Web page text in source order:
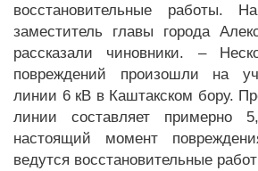
восстановительные работы.
заместитель главы города
рассказали чиновники. –
повреждений произошли на
линии 6 кВ в Каштакском бору.
линии составляет примерно
настоящий момент
ведутся восстановительные